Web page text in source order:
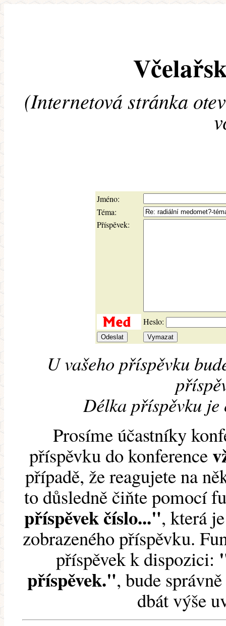
(Internetová stránka
Jméno:
Téma:
Příspěvek:
Heslo:
U vašeho příspěvku
Délka příspěvku je
Prosíme účastníky
příspěvku do konference
případě, že reagujete na
to důsledně čiňte pomocí
příspěvek číslo...", která
zobrazeného příspěvku.
příspěvek k dispozici:
příspěvek.", bude
dbát výše